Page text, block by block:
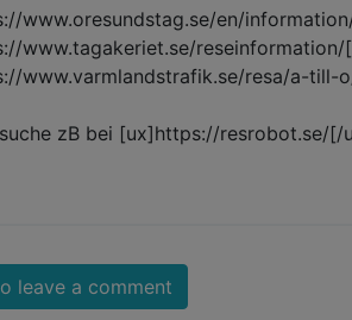
www.oresundstag.se/en/
www.tagakeriet.se/reseinformation/
www.varmlandstrafik.se/resa/a-till-
zB bei [ux]https://resrobot.se/[/
leave a comment